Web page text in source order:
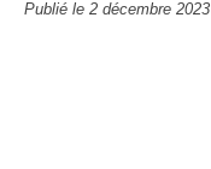
Publié le 2 décembre 2023